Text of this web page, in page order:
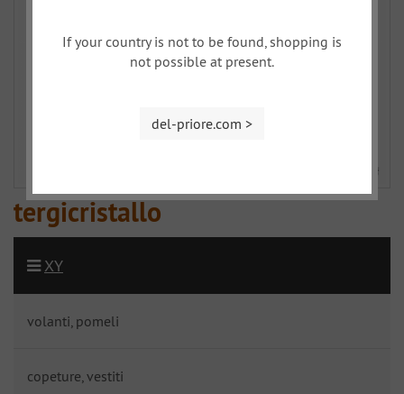
tergicristallo
XY
volanti, pomeli
copeture, vestiti
If your country is not to be found, shopping is
not possible at present.
del-priore.com >